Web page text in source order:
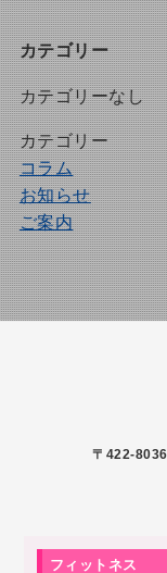
カテゴリー
カテゴリーなし
カテゴリー
コラム
お知らせ
ご案内
〒422-
フィットネス